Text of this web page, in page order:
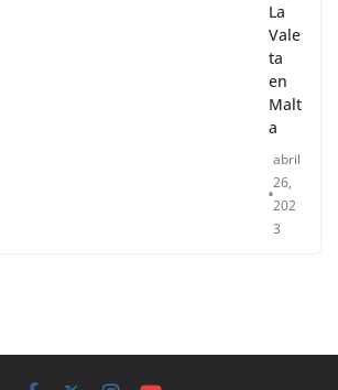
La
Vale
ta
en
Malt
a
abril
26,
202
3